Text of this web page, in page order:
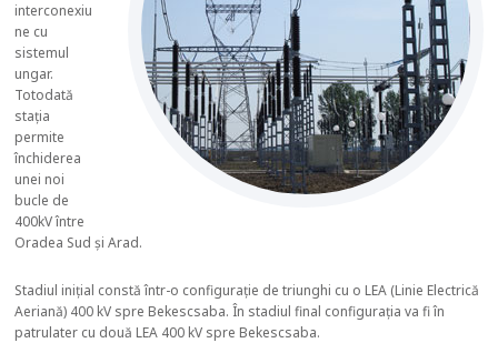
interconexiu
ne cu
sistemul
ungar.
Totodată
stația
permite
închiderea
unei noi
bucle de
400kV între
Oradea Sud și Arad.
Stadiul inițial constă într-o configurație de triunghi cu o LEA (Linie Electrică
Aeriană) 400 kV spre Bekescsaba. În stadiul final configurația va fi în
patrulater cu două LEA 400 kV spre Bekescsaba.